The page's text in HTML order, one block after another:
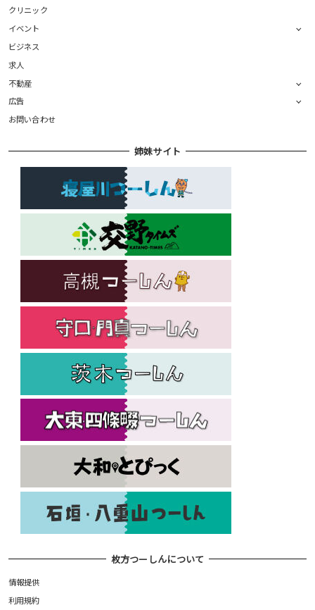
クリニック
イベント
ビジネス
求人
不動産
広告
お問い合わせ
姉妹サイト
枚方つーしんについて
情報提供
利用規約